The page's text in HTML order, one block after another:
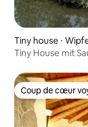
Tiny house ⋅
Tiny House mit
Coup de cœur
Coup de cœur